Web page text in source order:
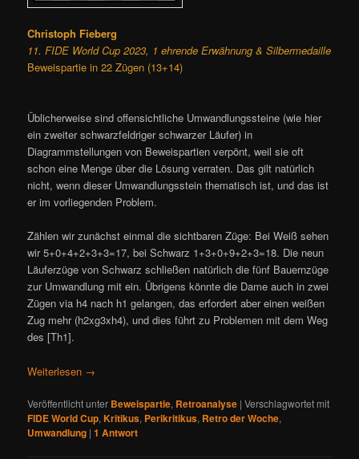
Christoph Fieberg
11. FIDE World Cup 2023, 1 ehrende Erwähnung & Silbermedaille
Beweispartie in 22 Zügen (13+14)
Üblicherweise sind offensichtliche Umwandlungssteine (wie hier
ein zweiter schwarzfeldriger schwarzer Läufer) in
Diagrammstellungen von Beweispartien verpönt, weil sie oft
schon eine Menge über die Lösung verraten. Das gilt natürlich
nicht, wenn dieser Umwandlungsstein thematisch ist, und das ist
er im vorliegenden Problem.
Zählen wir zunächst einmal die sichtbaren Züge: Bei Weiß sehen
wir 5+0+4+2+3+3=17, bei Schwarz 1+3+0+9+2+3=18. Die neun
Läuferzüge von Schwarz schließen natürlich die fünf Bauernzüge
zur Umwandlung mit ein. Übrigens könnte die Dame auch in zwei
Zügen via h4 nach h1 gelangen, das erfordert aber einen weißen
Zug mehr (h2xg3xh4), und dies führt zu Problemen mit dem Weg
des [Th1].
Weiterlesen →
Veröffentlicht unter Beweispartie, Retroanalyse |Verschlagwortet mit
FIDE World Cup,Kritikus, Perikritikus, Retro der Woche,
Umwandlung |1 Antwort